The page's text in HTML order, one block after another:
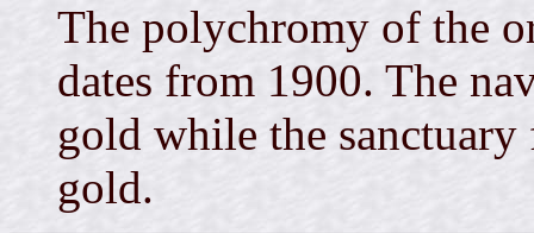
The polychromy of the
dates from 1900. The
gold while the sanctuary
gold.